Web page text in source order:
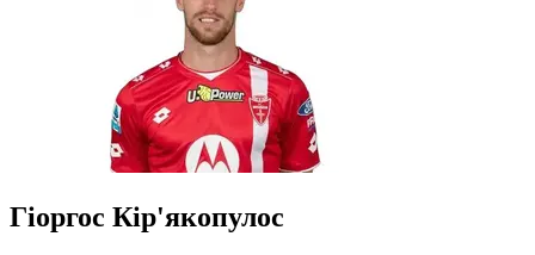
Гіоргос Кір'якопулос